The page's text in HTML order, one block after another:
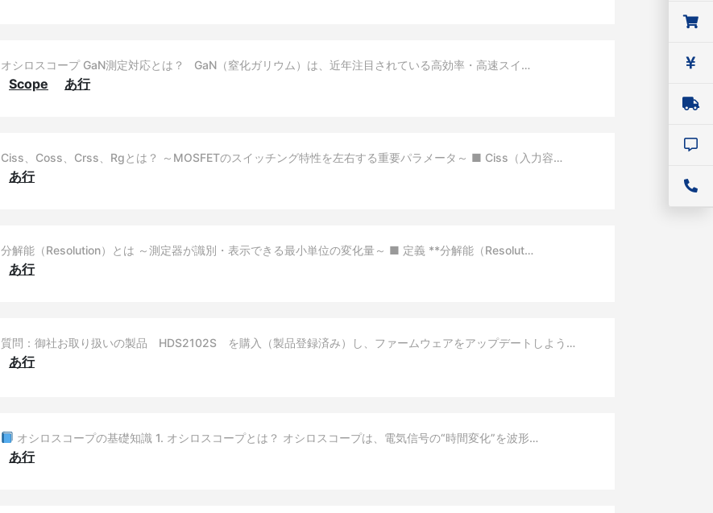
オシロスコープ GaN測定対応とは？ GaN（窒化ガリウム）は、近年注目されている高効率・高速スイ…
Scope あ行
Ciss、Coss、Crss、Rgとは？ ～MOSFETのスイッチング特性を左右する重要パラメータ～ ■ Ciss（入力容…
あ行
分解能（Resolution）とは ～測定器が識別・表示できる最小単位の変化量～ ■ 定義 **分解能（Resolut…
あ行
質問：御社お取り扱いの製品 HDS2102S を購入（製品登録済み）し、ファームウェアをアップデートしよう…
あ行
オシロスコープの基礎知識 1. オシロスコープとは？ オシロスコープは、電気信号の“時間変化”を波形…
あ行